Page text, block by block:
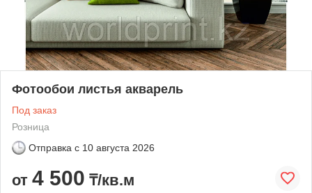
Фотообои листья акварель
Под заказ
Розница
Отправка с 10 августа 2026
от 4 500 ₸/кв.м